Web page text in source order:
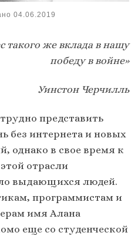
04.06.2019
такого же вклада в нашу
победу в войне»
Уинстон Черчилль
представить
без интернета и новых
однако в свое время к
отрасли
выдающихся людей.
программистам и
имя Алана
еще со студенческой